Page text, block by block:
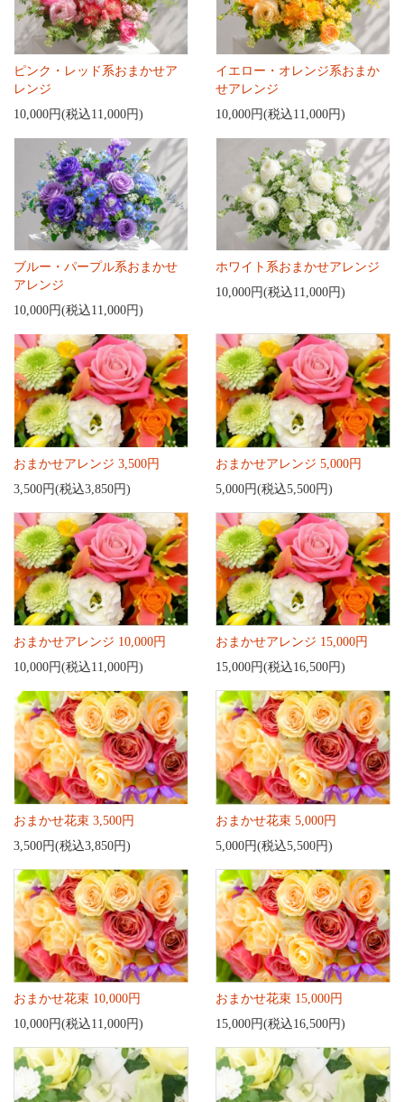
ピンク・レッド系おまかせア
レンジ
10,000円(税込11,000円)
イエロー・オレンジ系おまか
せアレンジ
10,000円(税込11,000円)
ブルー・パープル系おまかせ
アレンジ
10,000円(税込11,000円)
ホワイト系おまかせアレンジ
10,000円(税込11,000円)
おまかせアレンジ 3,500円
3,500円(税込3,850円)
おまかせアレンジ 5,000円
5,000円(税込5,500円)
おまかせアレンジ 10,000円
10,000円(税込11,000円)
おまかせアレンジ 15,000円
15,000円(税込16,500円)
おまかせ花束 3,500円
3,500円(税込3,850円)
おまかせ花束 5,000円
5,000円(税込5,500円)
おまかせ花束 10,000円
10,000円(税込11,000円)
おまかせ花束 15,000円
15,000円(税込16,500円)